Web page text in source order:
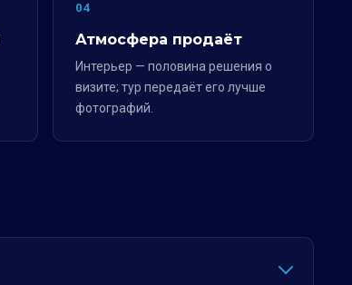
04
Атмосфера продаёт
Интерьер — половина решения о
визите; тур передаёт его лучше
фотографий.